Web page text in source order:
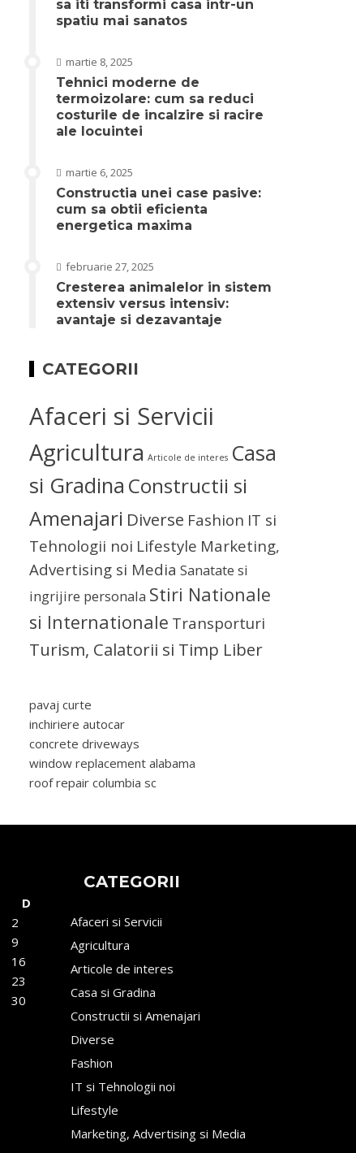
sa iti transformi casa intr-un
spatiu mai sanatos
martie 8, 2025
Tehnici moderne de
termoizolare: cum sa reduci
costurile de incalzire si racire
ale locuintei
martie 6, 2025
Constructia unei case pasive:
cum sa obtii eficienta
energetica maxima
februarie 27, 2025
Cresterea animalelor in sistem
extensiv versus intensiv:
avantaje si dezavantaje
CATEGORII
Afaceri si Servicii
Agricultura Articole de interes Casa
si Gradina Constructii si
Amenajari Diverse Fashion IT si
Tehnologii noi Lifestyle Marketing,
Advertising si Media Sanatate si
ingrijire personala Stiri Nationale
si Internationale Transporturi
Turism, Calatorii si Timp Liber
pavaj curte
inchiriere autocar
concrete driveways
window replacement alabama
roof repair columbia sc
D
2
9
16
23
30
CATEGORII
Afaceri si Servicii
Agricultura
Articole de interes
Casa si Gradina
Constructii si Amenajari
Diverse
Fashion
IT si Tehnologii noi
Lifestyle
Marketing, Advertising si Media